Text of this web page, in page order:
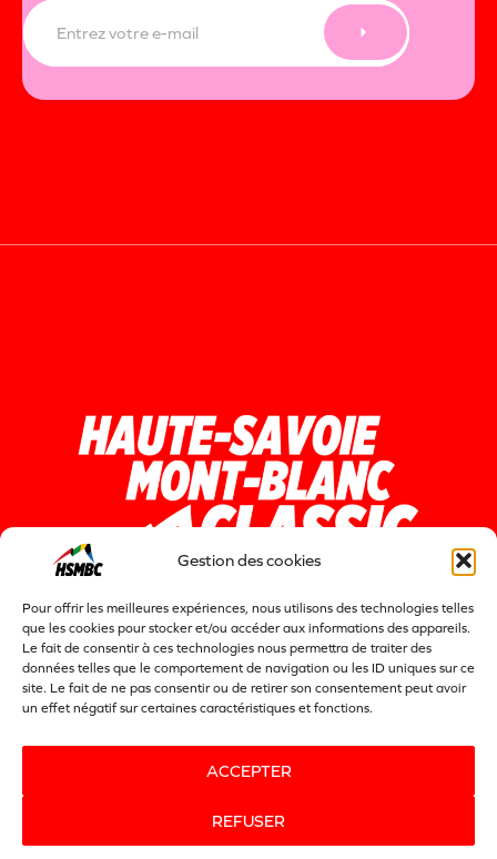
Gestion des cookies
Pour offrir les meilleures expériences, nous utilisons des technologies telles
que les cookies pour stocker et/ou accéder aux informations des appareils.
Le fait de consentir à ces technologies nous permettra de traiter des
données telles que le comportement de navigation ou les ID uniques sur ce
site. Le fait de ne pas consentir ou de retirer son consentement peut avoir
un effet négatif sur certaines caractéristiques et fonctions.
ACCEPTER
REFUSER
mail
Actualités Contact Politique de confidentialité